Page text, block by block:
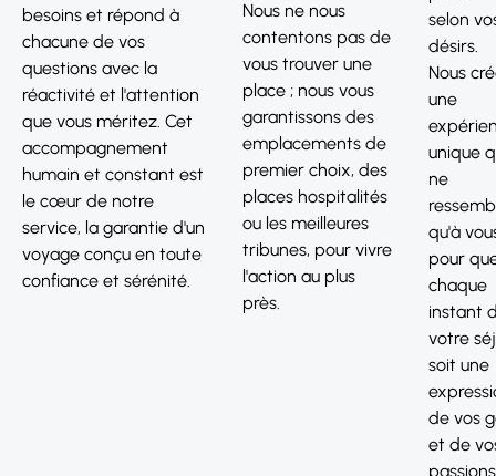
besoins et répond à
chacune de vos
questions avec la
réactivité et l'attention
que vous méritez. Cet
accompagnement
humain et constant est
le cœur de notre
service, la garantie d'un
voyage conçu en toute
confiance et sérénité.
Nous ne nous
contentons pas de
vous trouver une
place ; nous vous
garantissons des
emplacements de
premier choix, des
places hospitalités
ou les meilleures
tribunes, pour vivre
l'action au plus
près.
selon
désirs.
Nous
une
unique
ne
qu'à
pour
chaque
instant
votre
soit une
de vos
et de